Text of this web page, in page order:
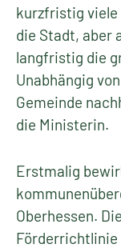
kurzfristig viele
die Stadt, aber
langfristig die
Unabhängig
Gemeinde
die Ministerin.
Erstmalig
Oberhessen.
Förderrichtlinie